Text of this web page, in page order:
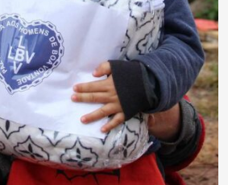
de Qualidade
educação básica de
com projetos extraclasse
o conhecimento,
cidades. Sabe por quê?
que a educação é a
um futuro melhor. E você